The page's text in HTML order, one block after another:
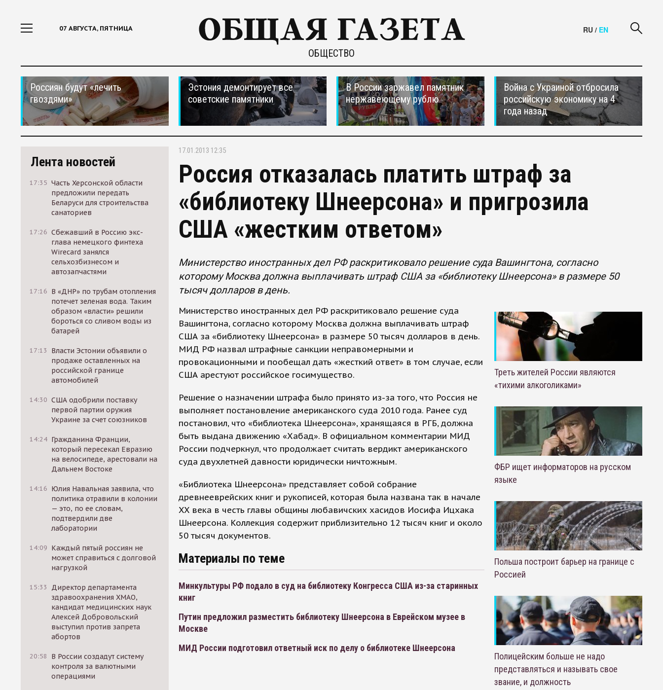
07 АВГУСТА, ПЯТНИЦА
ОБЩЕСТВО
RU / EN
Россиян будут «лечить
гвоздями»
Эстония демонтирует все
советские памятники
В России заржавел памятник
нержавеющему рублю
Война с Украиной отбросила
российскую экономику на 4
года назад
Лента новостей
17:35 Часть Херсонской области
предложили передать
Беларуси для строительства
санаториев
17:26 Сбежавший в Россию экс-
глава немецкого финтеха
Wirecard занялся
сельхозбизнесом и
автозапчастями
17:16 В «ДНР» по трубам отопления
потечет зеленая вода. Таким
образом «власти» решили
бороться со сливом воды из
батарей
17:13
Власти Эстонии объявили о
продаже оставленных на
российской границе
автомобилей
14:30 США одобрили поставку
первой партии оружия
Украине за счет союзников
14:24 Гражданина Франции,
который пересекал Евразию
на велосипеде, арестовали на
Дальнем Востоке
14:16 Юлия Навальная заявила, что
политика отравили в колонии
— это, по ее словам,
подтвердили две
лаборатории
14:09 Каждый пятый россиян не
может справиться с долговой
нагрузкой
15:33
Директор департамента
здравоохранения ХМАО,
кандидат медицинских наук
Алексей Добровольский
выступил против запрета
абортов
20:58
В России создадут систему
контроля за валютными
операциями
17.01.2013 12:35
Россия отказалась платить штраф за
«библиотеку Шнеерсона» и пригрозила
США «жестким ответом»
Министерство иностранных дел РФ раскритиковало решение суда Вашингтона, согласно
которому Москва должна выплачивать штраф США за «библиотеку Шнеерсона» в размере 50
тысяч долларов в день.
Министерство иностранных дел РФ раскритиковало решение суда
Вашингтона, согласно которому Москва должна выплачивать штраф
США за «библиотеку Шнеерсона» в размере 50 тысяч долларов в день.
МИД РФ назвал штрафные санкции неправомерными и
провокационными и пообещал дать «жесткий ответ» в том случае, если
США арестуют российское госимущество.
Решение о назначении штрафа было принято из-за того, что Россия не
выполняет постановление американского суда 2010 года. Ранее суд
постановил, что «библиотека Шнеерсона», хранящаяся в РГБ, должна
быть выдана движению «Хабад». В официальном комментарии МИД
России подчеркнул, что продолжает считать вердикт американского
суда двухлетней давности юридически ничтожным.
«Библиотека Шнеерсона» представляет собой собрание
древнееврейских книг и рукописей, которая была названа так в начале
XX века в честь главы общины любавичских хасидов Иосифа Ицхака
Шнеерсона. Коллекция содержит приблизительно 12 тысяч книг и около
50 тысяч документов.
Материалы по теме
Минкультуры РФ подало в суд на библиотеку Конгресса США из-за старинных
книг
Путин предложил разместить библиотеку Шнеерсона в Еврейском музее в
Москве
МИД России подготовил ответный иск по делу о библиотеке Шнеерсона
Треть жителей России являются
«тихими алкоголиками»
ФБР ищет информаторов на русском
языке
Польша построит барьер на границе с
Россией
Полицейским больше не надо
представляться и называть свое
звание, и должность